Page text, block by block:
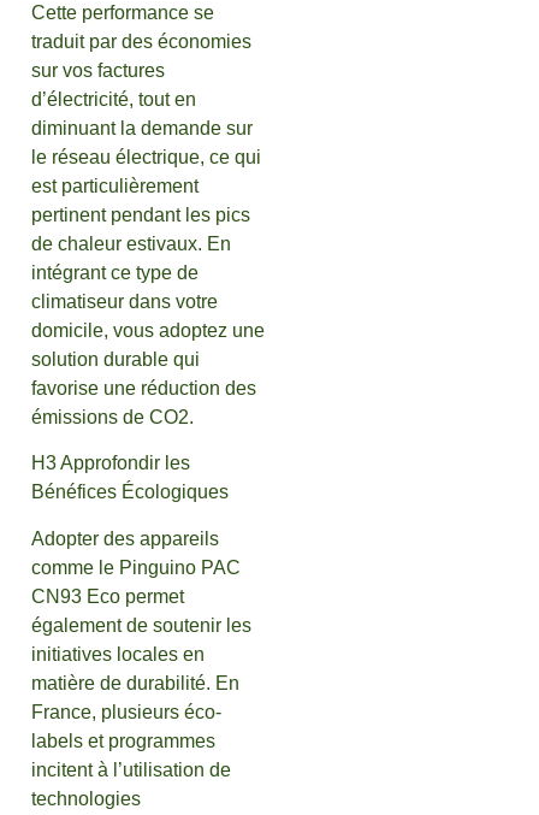
Cette performance se
traduit par des économies
sur vos factures
d’électricité, tout en
diminuant la demande sur
le réseau électrique, ce qui
est particulièrement
pertinent pendant les pics
de chaleur estivaux. En
intégrant ce type de
climatiseur dans votre
domicile, vous adoptez une
solution durable qui
favorise une réduction des
émissions de CO2.
H3 Approfondir les
Bénéfices Écologiques
Adopter des appareils
comme le Pinguino PAC
CN93 Eco permet
également de soutenir les
initiatives locales en
matière de durabilité. En
France, plusieurs éco-
labels et programmes
incitent à l’utilisation de
technologies